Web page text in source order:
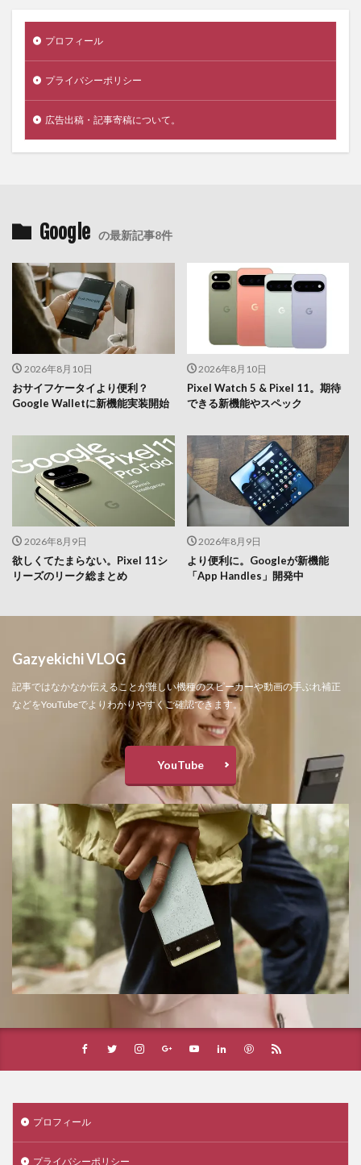
プロフィール
プライバシーポリシー
広告出稿・記事寄稿について。
Google の最新記事8件
2026年8月10日
おサイフケータイより便利？
Google Walletに新機能実装開始
2026年8月10日
Pixel Watch 5 & Pixel 11。期待
できる新機能やスペック
2026年8月9日
欲しくてたまらない。Pixel 11シ
リーズのリーク総まとめ
2026年8月9日
より便利に。Googleが新機能
「App Handles」開発中
Gazyekichi VLOG
記事ではなかなか伝えることが難しい機種のスピーカーや動画の手ぶれ補正
などをYouTubeでよりわかりやすくご確認できます。
YouTube
プロフィール
プライバシーポリシー